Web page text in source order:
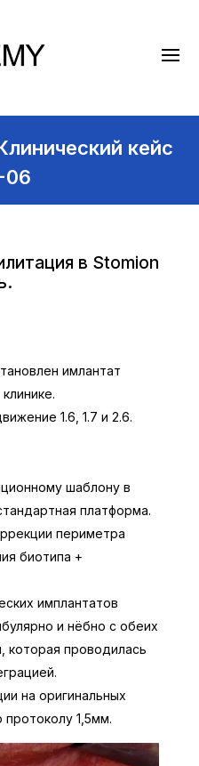
кейс
06
в Stomion
имлантат
1.6, 1.7 и 2.6.
шаблону в
платформа.
периметра
биотипа +
имплантатов
и нёбно с обеих
которая проводилась
на оригинальных
протоколу 1,5мм.